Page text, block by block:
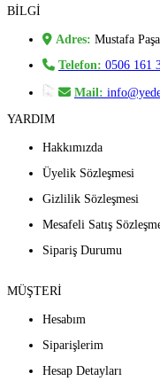
BİLGİ
Adres: Mustafa
Telefon: 0506 161
Mail:
YARDIM
Hakkımızda
Üyelik Sözleşmesi
Gizlilik Sözleşmesi
Mesafeli Satış
Sipariş Durumu
MÜŞTERİ
Hesabım
Siparişlerim
Hesap Detayları